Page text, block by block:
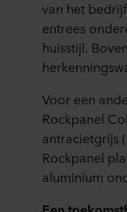
van het
entrees
huisstijl.
Voor een
Rockpanel
antracietgrijs
Rockpanel
aluminium
Een